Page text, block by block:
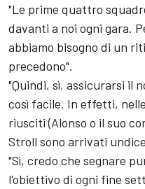
"Le prime quattro
davanti a noi ogni gara.
abbiamo bisogno di un
precedono".
"Quindi, sì, assicurarsi il
così facile. In effetti,
riusciti (Alonso o il suo
Stroll sono arrivati
"Sì, credo che segnare
l'obiettivo di ogni fine